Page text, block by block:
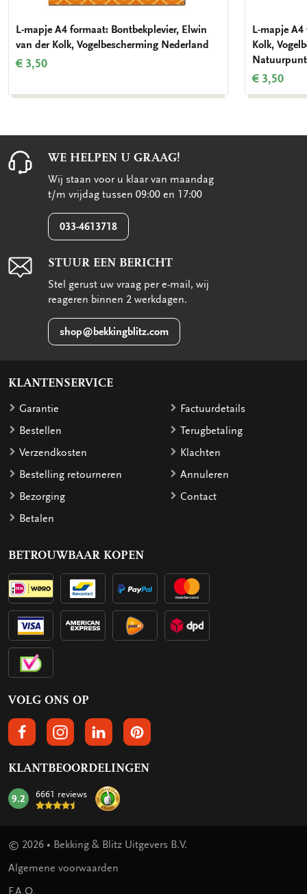
L-mapje A4 formaat: Bontbekplevier, Elwin
van der Kolk, Vogelbescherming Nederland
€ 3,50
L-mapje
Kolk,
Natuurpunt
€ 3,50
WE HELPEN U GRAAG!
Wij staan voor u klaar van maandag
t/m vrijdag tussen 09:00 en 17:00
033-4613718
STUUR EEN BERICHT
Stel gerust uw vraag per e-mail, wij
reageren binnen 2 werkdagen.
shop@bekkingblitz.com
KLANTENSERVICE
Garantie
Bestellen
Verzendkosten
Bestelling retourneren
Bezorging
Betalen
Factuurdetails
Terugbetaling
Klachten
Annuleren
Contact
BETROUWBAAR KOPEN
VOLG ONS OP
VOLGS ONS OP FACEBOOK
VOLG ONS OP INSTAGRAM
VOLG ONS OP LINKEDIN
VOLG ONS OP PINTEREST
KLANTBEOORDELINGEN
mark:
9.2 6661 reviews
© 2026 • Bekking & Blitz Uitgevers B.V.
Algemene voorwaarden